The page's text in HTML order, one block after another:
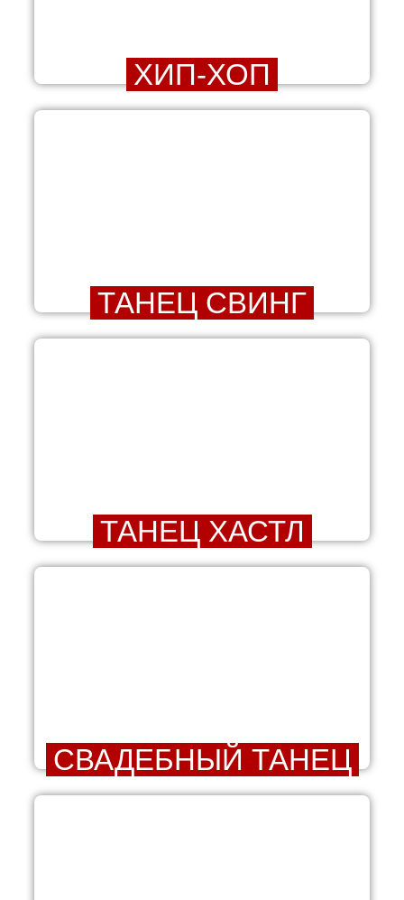
ХИП-ХОП
ТАНЕЦ СВИНГ
ТАНЕЦ ХАСТЛ
СВАДЕБНЫЙ ТАНЕЦ